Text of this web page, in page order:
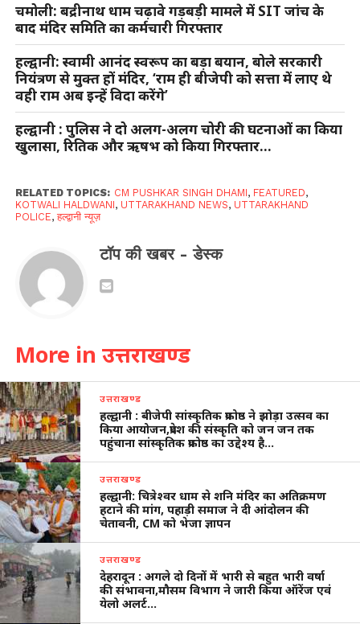
चमोली: बद्रीनाथ धाम चढ़ावे गड़बड़ी मामले में SIT जांच के
बाद मंदिर समिति का कर्मचारी गिरफ्तार
हल्द्वानी: स्वामी आनंद स्वरूप का बड़ा बयान, बोले सरकारी
नियंत्रण से मुक्त हों मंदिर, ‘राम ही बीजेपी को सत्ता में लाए थे
वही राम अब इन्हें विदा करेंगे’
हल्द्वानी : पुलिस ने दो अलग-अलग चोरी की घटनाओं का किया
खुलासा, रितिक और ऋषभ को किया गिरफ्तार…
RELATED TOPICS: CM PUSHKAR SINGH DHAMI, FEATURED,
KOTWALI HALDWANI, UTTARAKHAND NEWS, UTTARAKHAND
POLICE,हल्द्वानी न्यूज़
टॉप की खबर - डेस्क
More in उत्तराखण्ड
उत्तराखण्ड
हल्द्वानी : बीजेपी सांस्कृतिक प्रकोष्ठ ने झोड़ा उत्सव का
किया आयोजन,प्रदेश की संस्कृति को जन जन तक
पहुंचाना सांस्कृतिक प्रकोष्ठ का उद्देश्य है…
उत्तराखण्ड
हल्द्वानी: चित्रेश्वर धाम से शनि मंदिर का अतिक्रमण
हटाने की मांग, पहाड़ी समाज ने दी आंदोलन की
चेतावनी, CM को भेजा ज्ञापन
उत्तराखण्ड
देहरादून : अगले दो दिनों में भारी से बहुत भारी वर्षा
की संभावना,मौसम विभाग ने जारी किया ऑरेंज एवं
येलो अलर्ट…